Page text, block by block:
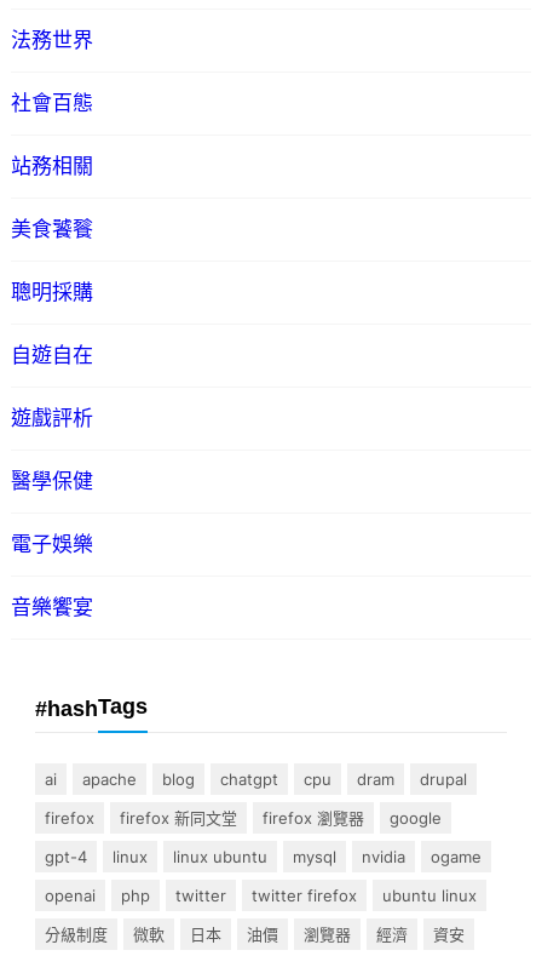
法務世界
社會百態
站務相關
美食饕餮
聰明採購
自遊自在
遊戲評析
醫學保健
電子娛樂
音樂饗宴
#hashTags
ai apache blog chatgpt cpu dram
drupal
firefox
firefox 新同文堂 firefox 瀏覽器
google
gpt-4
linux linux ubuntu mysql nvidia
ogame
openai
php twitter twitter firefox
ubuntu linux
分級制度
微軟 日本 油價 瀏覽器 經濟
資安